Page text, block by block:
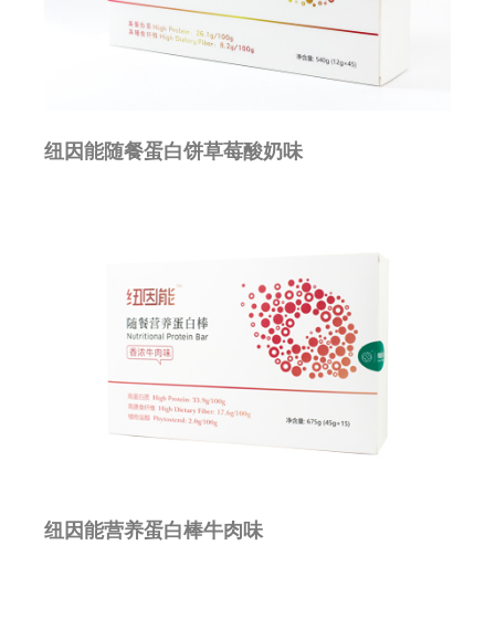
纽因能随餐蛋白饼草莓酸奶味
纽因能营养蛋白棒牛肉味